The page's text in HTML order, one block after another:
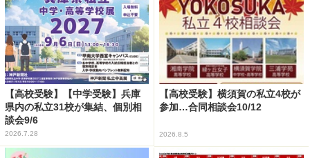
【高校受験】【中学受験】兵庫
県内の私立31校が集結、個別相
談会9/6
2026.7.28
【高校受験】横須賀の私立4校が
参加…合同相談会10/12
2026.8.5